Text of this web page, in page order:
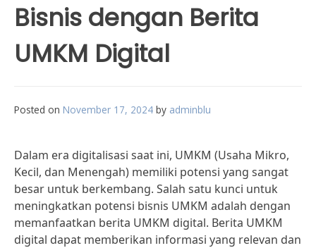
Bisnis dengan Berita
UMKM Digital
Posted on November 17, 2024 by adminblu
Dalam era digitalisasi saat ini, UMKM (Usaha Mikro,
Kecil, dan Menengah) memiliki potensi yang sangat
besar untuk berkembang. Salah satu kunci untuk
meningkatkan potensi bisnis UMKM adalah dengan
memanfaatkan berita UMKM digital. Berita UMKM
digital dapat memberikan informasi yang relevan dan